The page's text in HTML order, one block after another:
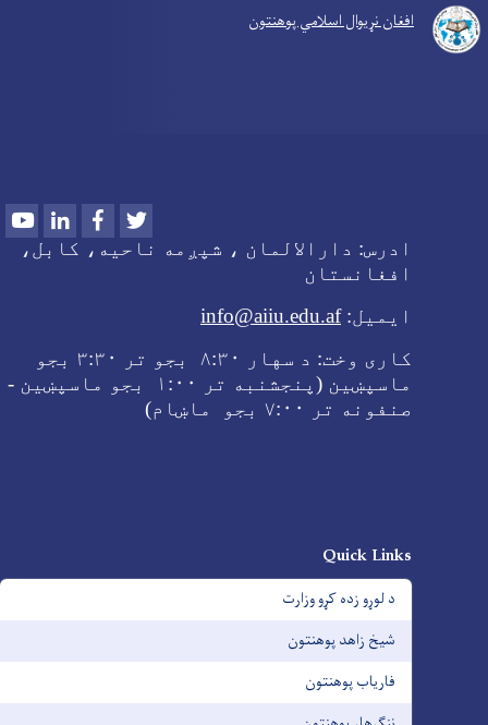
افغان نړیوال اسلامي پوهنتون
YoutubeLinkedInFacebook
ادرس: دارالالمان ، شپږمه ناحیه، کابل،
افغانستان
ایمیل: info@aiiu.edu.af
کاری وخت: د سهار ۸:۳۰ بجو تر
۳:۳۰ بجو
ماسپښین (پنجشنبه تر ۱:۰۰ بجو ماسپښین -
صنفونه تر
۷:۰۰ بجو ماښام )
Quick Links
د لوړو زده کړو وزارت
شیخ زاهد پوهنتون
فاریاب پوهنتون